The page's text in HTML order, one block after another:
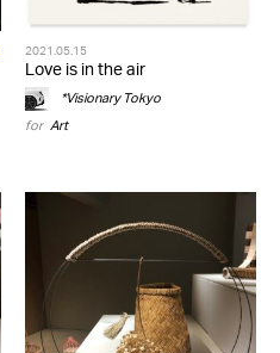
2021.05.15
Love is in the air
*Visionary Tokyo
for Art